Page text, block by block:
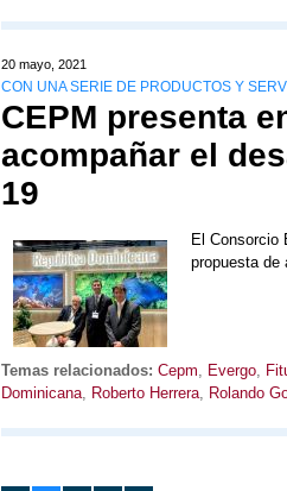
20 mayo, 2021
CON UNA SERIE DE PRODUCTOS Y
CEPM presenta
acompañar el
19
El Consorcio
propuesta de
Temas relacionados: Cepm Evergo,
Dominicana, Roberto Herrera, Rolando